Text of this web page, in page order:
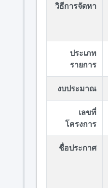
วิธีการจัดหา
ประเภท
รายการ
งบประมาณ
เลขที่
โครงการ
ชื่อประกาศ